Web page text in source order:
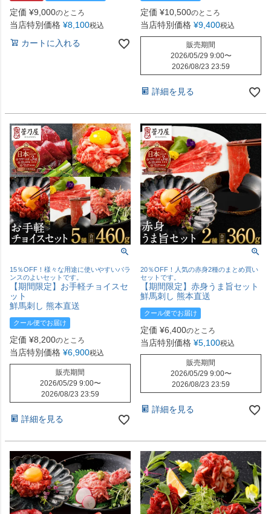
定価 ¥9,000のところ
当店特別価格 ¥8,100税込
カートに入れる
定価 ¥10,500のところ
当店特別価格 ¥9,400税込
販売期間
2026/05/29 9:00〜
2026/08/23 23:59
詳細を見る
15％OFF！様々な用途に使いやすいバラ
ンスのよいセットです。
【期間限定】お手軽チョイスセ
ット
鮮馬刺し 熊本直送
クール便でお届け
定価 ¥8,200のところ
当店特別価格 ¥6,900税込
販売期間
2026/05/29 9:00〜
2026/08/23 23:59
詳細を見る
20％OFF！人気の赤身2種のまとめ買い
セットです。
【期間限定】赤身うま旨セット
鮮馬刺し 熊本直送
クール便でお届け
定価 ¥6,400のところ
当店特別価格 ¥5,100税込
販売期間
2026/05/29 9:00〜
2026/08/23 23:59
詳細を見る